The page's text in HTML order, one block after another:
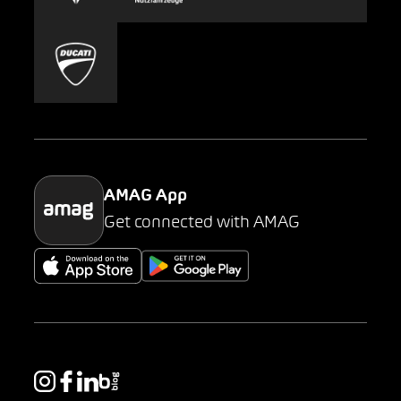
Carsharing
Mobility-as-a-Service
Parking
AMAG App
Get connected with AMAG